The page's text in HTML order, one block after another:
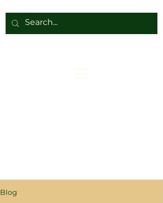
Blog